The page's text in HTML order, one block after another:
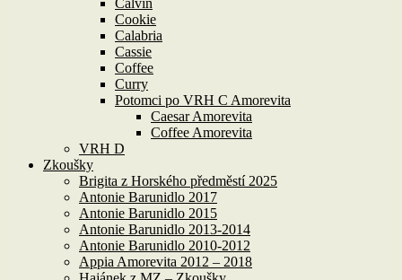
Calvin
Cookie
Calabria
Cassie
Coffee
Curry
Potomci po VRH C Amorevita
Caesar Amorevita
Coffee Amorevita
VRH D
Zkoušky
Brigita z Horského předměstí 2025
Antonie Barunidlo 2017
Antonie Barunidlo 2015
Antonie Barunidlo 2013-2014
Antonie Barunidlo 2010-2012
Appia Amorevita 2012 – 2018